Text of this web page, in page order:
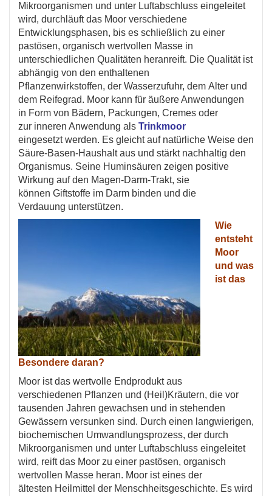
Mikroorganismen und unter Luftabschluss eingeleitet
wird, durchläuft das Moor verschiedene
Entwicklungsphasen, bis es schließlich zu einer
pastösen, organisch wertvollen Masse in
unterschiedlichen Qualitäten heranreift. Die Qualität ist
abhängig von den enthaltenen
Pflanzenwirkstoffen, der Wasserzufuhr, dem Alter und
dem Reifegrad. Moor kann für äußere Anwendungen
in Form von Bädern, Packungen, Cremes oder
zur inneren Anwendung als Trinkmoor
eingesetzt werden. Es gleicht auf natürliche Weise den
Säure-Basen-Haushalt aus und stärkt nachhaltig den
Organismus. Seine Huminsäuren zeigen positive
Wirkung auf den Magen-Darm-Trakt, sie
können Giftstoffe im Darm binden und die
Verdauung unterstützen.
Wie
entsteht
Moor
und was
ist das
Besondere daran?
Moor ist das wertvolle Endprodukt aus
verschiedenen Pflanzen und (Heil)Kräutern, die vor
tausenden Jahren gewachsen und in stehenden
Gewässern versunken sind. Durch einen langwierigen,
biochemischen Umwandlungsprozess, der durch
Mikroorganismen und unter Luftabschluss eingeleitet
wird, reift das Moor zu einer pastösen, organisch
wertvollen Masse heran. Moor ist eines der
ältesten Heilmittel der Menschheitsgeschichte. Es wird